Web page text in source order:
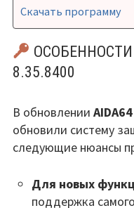
Скачать программу
8.35.8400
В обновлении
обновили систему
следующие нюансы
Для новых
поддержка